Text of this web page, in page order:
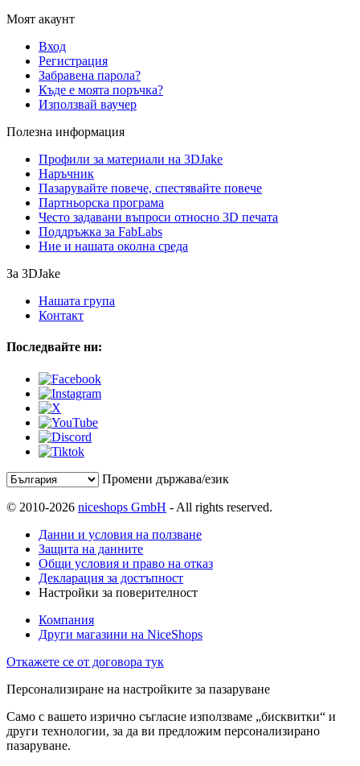
Моят акаунт
Вход
Регистрация
Забравена парола?
Къде е моята поръчка?
Използвай ваучер
Полезна информация
Профили за материали на 3DJake
Наръчник
Пазарувайте повече, спестявайте повече
Партньорска програма
Често задавани въпроси относно 3D печата
Поддръжка за FabLabs
Ние и нашата околна среда
За 3DJake
Нашата група
Контакт
Последвайте ни:
Промени държава/език
© 2010-2026 niceshops GmbH - All rights reserved.
Данни и условия на ползване
Защита на данните
Общи условия и право на отказ
Декларация за достъпност
Настройки за поверителност
Компания
Други магазини на NiceShops
Откажете се от договора тук
Персонализиране на настройките за пазаруване
Само с вашето изрично съгласие използваме „бисквитки“ и
други технологии, за да ви предложим персонализирано
пазаруване.